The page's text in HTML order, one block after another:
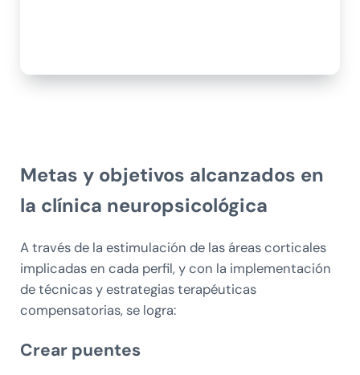
Metas y objetivos alcanzados en
la clínica neuropsicológica
A través de la estimulación de las áreas corticales
implicadas en cada perfil, y con la implementación
de técnicas y estrategias terapéuticas
compensatorias, se logra:
Crear puentes